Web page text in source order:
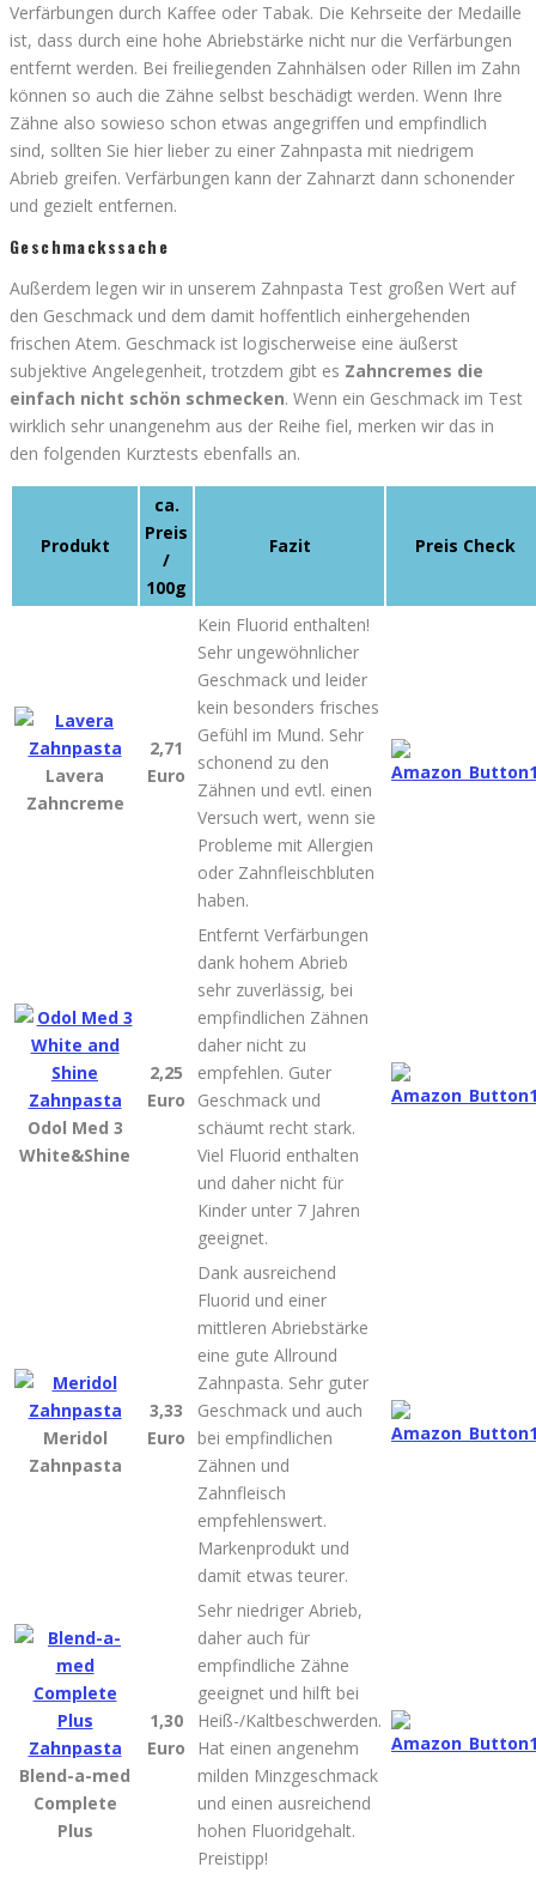
Verfärbungen durch Kaffee oder Tabak. Die Kehrseite der Medaille
ist, dass durch eine hohe Abriebstärke nicht nur die Verfärbungen
entfernt werden. Bei freiliegenden Zahnhälsen oder Rillen im Zahn
können so auch die Zähne selbst beschädigt werden. Wenn Ihre
Zähne also sowieso schon etwas angegriffen und empfindlich
sind, sollten Sie hier lieber zu einer Zahnpasta mit niedrigem
Abrieb greifen. Verfärbungen kann der Zahnarzt dann schonender
und gezielt entfernen.
Geschmackssache
Außerdem legen wir in unserem Zahnpasta Test großen Wert auf
den Geschmack und dem damit hoffentlich einhergehenden
frischen Atem. Geschmack ist logischerweise eine äußerst
subjektive Angelegenheit, trotzdem gibt es Zahncremes die
einfach nicht schön schmecken. Wenn ein Geschmack im Test
wirklich sehr unangenehm aus der Reihe fiel, merken wir das in
den folgenden Kurztests ebenfalls an.
Produkt
ca.
Preis
/
100g
Fazit Preis Check
Lavera
Zahncreme
2,71
Euro
Kein Fluorid enthalten!
Sehr ungewöhnlicher
Geschmack und leider
kein besonders frisches
Gefühl im Mund. Sehr
schonend zu den
Zähnen und evtl. einen
Versuch wert, wenn sie
Probleme mit Allergien
oder Zahnfleischbluten
haben.
Odol Med 3
White&Shine
2,25
Euro
Entfernt Verfärbungen
dank hohem Abrieb
sehr zuverlässig, bei
empfindlichen Zähnen
daher nicht zu
empfehlen. Guter
Geschmack und
schäumt recht stark.
Viel Fluorid enthalten
und daher nicht für
Kinder unter 7 Jahren
geeignet.
Meridol
Zahnpasta
3,33
Euro
Dank ausreichend
Fluorid und einer
mittleren Abriebstärke
eine gute Allround
Zahnpasta. Sehr guter
Geschmack und auch
bei empfindlichen
Zähnen und
Zahnfleisch
empfehlenswert.
Markenprodukt und
damit etwas teurer.
Blend-a-med
Complete
Plus
1,30
Euro
Sehr niedriger Abrieb,
daher auch für
empfindliche Zähne
geeignet und hilft bei
Heiß-/Kaltbeschwerden.
Hat einen angenehm
milden Minzgeschmack
und einen ausreichend
hohen Fluoridgehalt.
Preistipp!